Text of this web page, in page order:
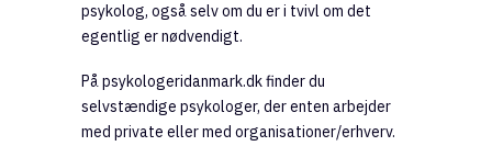
psykolog, også selv om du er i tvivl om det
egentlig er nødvendigt.
På psykologeridanmark.dk finder du
selvstændige psykologer, der enten arbejder
med private eller med organisationer/erhverv.